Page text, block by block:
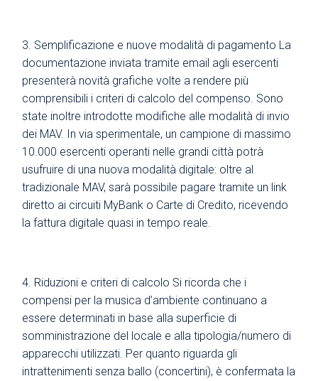
Semplificazione e nuove modalità di pagamento La
documentazione inviata tramite email agli esercenti
presenterà novità grafiche volte a rendere più
comprensibili i criteri di calcolo del compenso. Sono
state inoltre introdotte modifiche alle modalità di invio
dei MAV. In via sperimentale, un campione di massimo
10.000 esercenti operanti nelle grandi città potrà
usufruire di una nuova modalità digitale: oltre al
tradizionale MAV, sarà possibile pagare tramite un link
diretto ai circuiti MyBank o Carte di Credito, ricevendo
la fattura digitale quasi in tempo reale.
Riduzioni e criteri di calcolo Si ricorda che i
compensi per la musica d’ambiente continuano a
essere determinati in base alla superficie di
somministrazione del locale e alla tipologia/numero di
apparecchi utilizzati. Per quanto riguarda gli
intrattenimenti senza ballo (concertini), è confermata la